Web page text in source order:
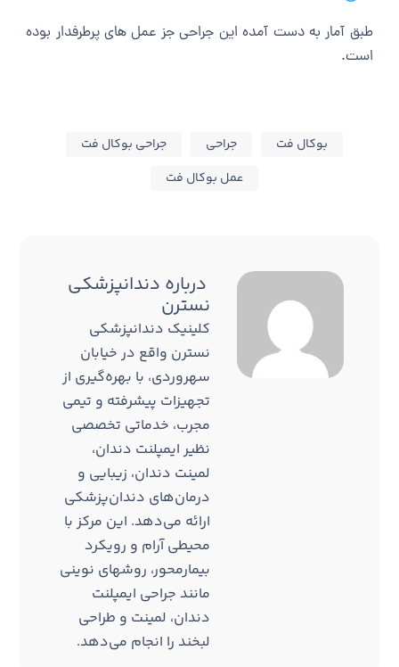
طبق آمار به دست آمده این جراحی جز عمل های پرطرفدار بوده
است.
بوکال فت جراحی
جراحی بوکال فت
عمل بوکال فت
درباره دندانپزشکی
نسترن
کلینیک دندانپزشکی
نسترن واقع در خیابان
سهروردی، با بهره‌گیری از
تجهیزات پیشرفته و تیمی
مجرب، خدماتی تخصصی
نظیر ایمپلنت دندان،
لمینت دندان، زیبایی و
درمان‌های دندان‌پزشکی
ارائه می‌دهد. این مرکز با
محیطی آرام و رویکرد
بیمارمحور، روشهای نوینی
مانند جراحی ایمپلنت
دندان، لمینت و طراحی
لبخند را انجام می‌دهد.